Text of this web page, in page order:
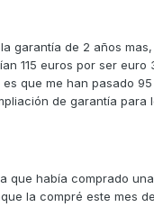
garantía de 2 años
115 euros por ser euro
que me han pasado
de garantía para
que había comprado
la compré este mes